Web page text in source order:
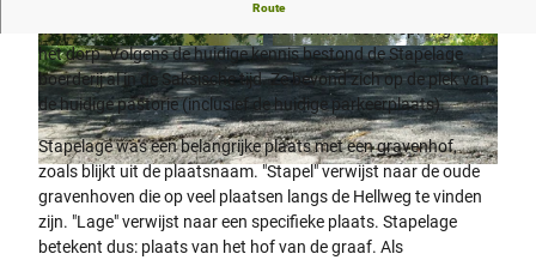
© Thevis | CC-BY-SA
© Thevis, Thevis |CC-BY-SA © Thevis, Thevis |CC-BY-SA
Route
het dorp. Volgens de huidige kennis bestond de Stapelage
boerderij al in de Saksische tijd. Ze bevond zich op de plek van
de huidige pastorie (inclusief de huidige parkeerplaats).
Stapelage was een belangrijke plaats met een gravenhof,
zoals blijkt uit de plaatsnaam. "Stapel" verwijst naar de oude
gravenhoven die op veel plaatsen langs de Hellweg te vinden
zijn. "Lage" verwijst naar een specifieke plaats. Stapelage
betekent dus: plaats van het hof van de graaf. Als